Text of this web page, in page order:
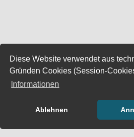
Diese Website verwendet aus
Gründen Cookies (Session-
Informationen
Ablehnen